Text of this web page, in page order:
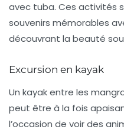
avec tuba. Ces activités
souvenirs mémorables
découvrant la beauté
Excursion en kayak
Un kayakentre les
peut être à la fois
l’occasion de voir des